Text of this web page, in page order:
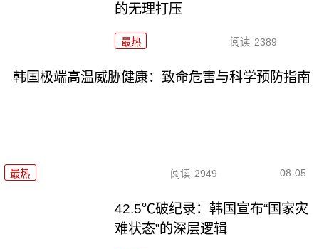
的无理打压
最热 阅读 2389
韩国极端高温威胁健康：致命危害与科学预防指南
最热 阅读 2949 08-05
42.5℃破纪录：韩国宣布“国家灾
难状态”的深层逻辑